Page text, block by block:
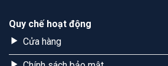
Quy chế hoạt động
Cửa hàng